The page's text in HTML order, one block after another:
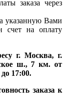
заказа через
указанную Вами
счет на оплату
г. Москва, г.
ш., 7 км. от
17:00.
заказа к